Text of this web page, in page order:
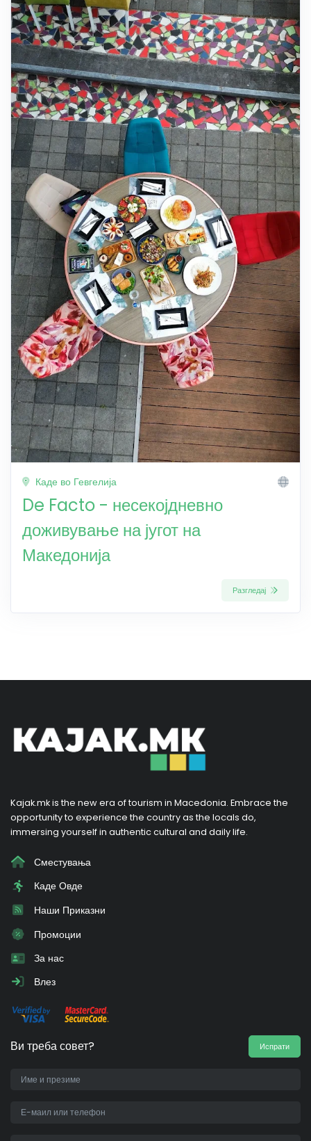
Каде во Гевгелија
De Facto - несекојдневно
доживување на југот на
Македонија
Разгледај
Kajak.mk is the new era of tourism in Macedonia. Embrace the
opportunity to experience the country as the locals do,
immersing yourself in authentic cultural and daily life.
Сместувања
Каде Овде
Наши Приказни
Промоции
За нас
Влез
Ви треба совет? Испрати